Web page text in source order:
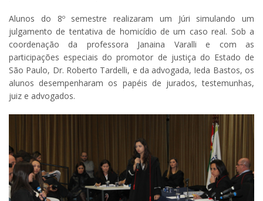
Alunos do 8º semestre realizaram um Júri simulando um
julgamento de tentativa de homicídio de um caso real. Sob a
coordenação da professora Janaina Varalli e com as
participações especiais do promotor de justiça do Estado de
São Paulo, Dr. Roberto Tardelli, e da advogada, Ieda Bastos, os
alunos desempenharam os papéis de jurados, testemunhas,
juiz e advogados.